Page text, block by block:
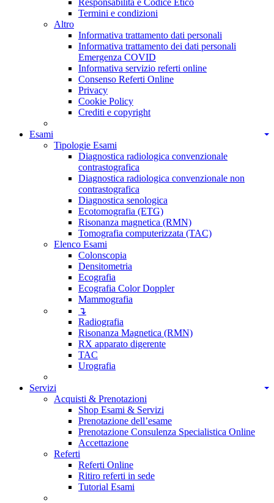
Responsabilità e Codice Etico
Termini e condizioni
Altro
Informativa trattamento dati personali
Informativa trattamento dei dati personali
Emergenza COVID
Informativa servizio referti online
Consenso Referti Online
Privacy
Cookie Policy
Crediti e copyright
Esami
Tipologie Esami
Diagnostica radiologica convenzionale
contrastografica
Diagnostica radiologica convenzionale non
contrastografica
Diagnostica senologica
Ecotomografia (ETG)
Risonanza magnetica (RMN)
Tomografia computerizzata (TAC)
Elenco Esami
Colonscopia
Densitometria
Ecografia
Ecografia Color Doppler
Mammografia
↴
Radiografia
Risonanza Magnetica (RMN)
RX apparato digerente
TAC
Urografia
Servizi
Acquisti & Prenotazioni
Shop Esami & Servizi
Prenotazione dell’esame
Prenotazione Consulenza Specialistica Online
Accettazione
Referti
Referti Online
Ritiro referti in sede
Tutorial Esami